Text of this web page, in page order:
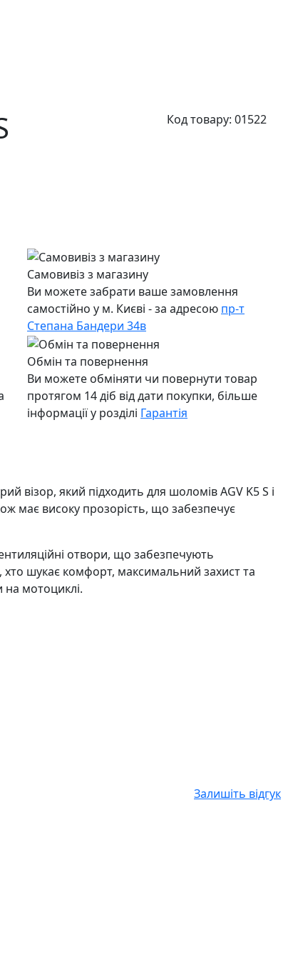
Код товару: 01522
Самовивіз з магазину
Ви можете забрати ваше замовлення
самостійно у м. Києві - за адресою пр-т
Степана Бандери 34в
Обмін та повернення
Ви можете обміняти чи повернути товар
протягом 14 діб від дати покупки, більше
інформації у розділі Гарантія
візор, який підходить для шоломів AGV K5 S і
має високу прозорість, що забезпечує
отвори, що забезпечують
хто шукає комфорт, максимальний захист та
на мотоциклі.
Залишіть відгук